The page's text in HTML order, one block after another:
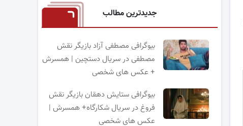
جدیدترین مطالب
بیوگرافی مصطفی آزاد بازیگر نقش
مصطفی در سریال دستچین | همسرش
+ عکس های شخصی
بیوگرافی ستایش دهقان بازیگر نقش
فروغ در سریال شکارگاه+ همسرش |
عکس های شخصی